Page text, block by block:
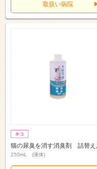
取扱い病院
猫の尿臭を消す消臭剤 詰替え
250mL (液体)